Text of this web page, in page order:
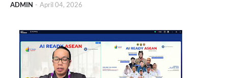
ADMIN - April 04, 2026